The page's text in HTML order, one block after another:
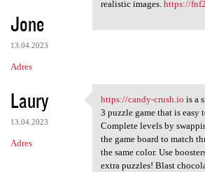
z
e
Jone
13.04.2023
Adres
realistic images. https://
Laury
13.04.2023
Adres
https://candy-
https://candy-crush.io is a
3 puzzle game that is easy
Complete levels by
the game board to match
the same color. Use
extra puzzles! Blast